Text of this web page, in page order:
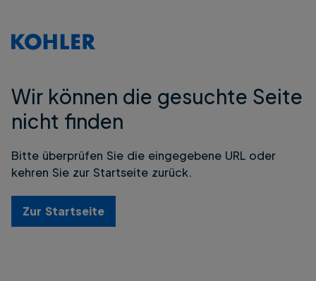
Wir können die gesuchte Seite
nicht finden
Bitte überprüfen Sie die eingegebene URL oder
kehren Sie zur Startseite zurück.
Zur Startseite